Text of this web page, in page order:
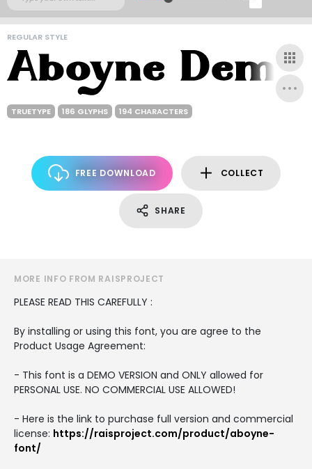
REGULAR STYLE
TRUETYPE 186 GLYPHS 194 CHARACTERS
FREE DOWNLOAD COLLECT
SHARE
MORE INFO FROM RAISPROJECT
PLEASE READ THIS CAREFULLY :
By installing or using this font, you are agree to the
Product Usage Agreement:
- This font is a DEMO VERSION and ONLY allowed for
PERSONAL USE. NO COMMERCIAL USE ALLOWED!
- Here is the link to purchase full version and commercial
license: https://raisproject.com/product/aboyne-
font/